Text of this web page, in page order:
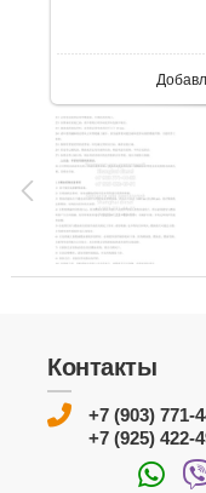
В
Контакты
+7 (903) 771-
+7 (925) 422-